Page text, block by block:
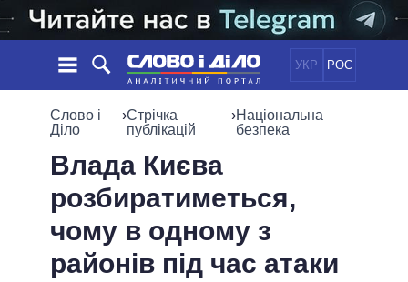
УКР РОС
НОВИНИ
ПОДІЇ
СТАТТІ
ДУМКИ
ОГЛЯДИ
СУСПІЛЬСТВО
СВІТ
ПОЛIТИКИ
УСІ ПОЛІТИКИ
ПРЕЗИДЕНТ І ОФІС
ІНФОГРАФІКА
ВІДЕО
Слово і
Діло
›Стрічка
публікацій
›Національна
безпека
Влада Києва
розбиратиметься,
чому в одному з
районів під час атаки